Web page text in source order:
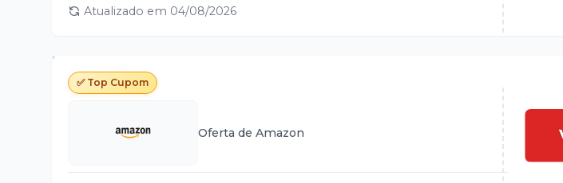
Atualizado em 04/08/2026
✅ Top Cupom
Oferta deAmazon